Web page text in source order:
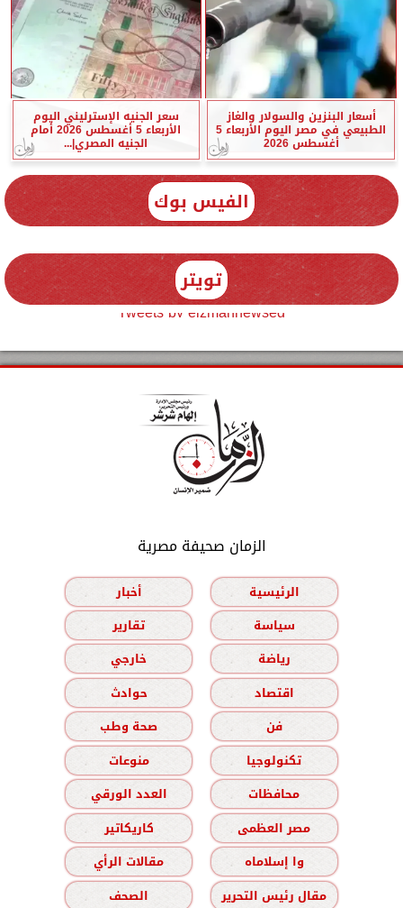
أسعار البنزين والسولار والغاز
الطبيعي في مصر اليوم الأربعاء 5
أغسطس 2026
سعر الجنيه الإسترليني اليوم
الأربعاء 5 أغسطس 2026 أمام
الجنيه المصري|...
الفيس بوك
تويتر
Tweets by elzmannewseg
الزمان صحيفة مصرية
الرئيسية
أخبار
سياسة
تقارير
رياضة
خارجي
اقتصاد
حوادث
فن
صحة وطب
تكنولوجيا
منوعات
محافظات
العدد الورقي
مصر العظمى
كاريكاتير
وا إسلاماه
مقالات الرأي
مقال رئيس التحرير
الصحف